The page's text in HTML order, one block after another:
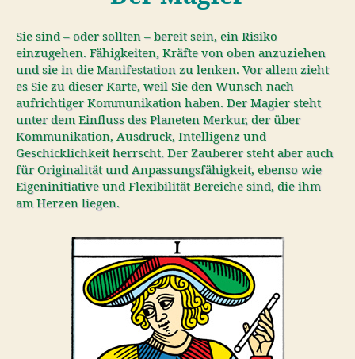
Sie sind – oder sollten – bereit sein, ein Risiko
einzugehen. Fähigkeiten, Kräfte von oben anzuziehen
und sie in die Manifestation zu lenken. Vor allem zieht
es Sie zu dieser Karte, weil Sie den Wunsch nach
aufrichtiger Kommunikation haben. Der Magier steht
unter dem Einfluss des Planeten Merkur, der über
Kommunikation, Ausdruck, Intelligenz und
Geschicklichkeit herrscht. Der Zauberer steht aber auch
für Originalität und Anpassungsfähigkeit, ebenso wie
Eigeninitiative und Flexibilität Bereiche sind, die ihm
am Herzen liegen.